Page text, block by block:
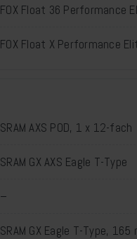
FOX Float 36 Performance
FOX Float X Performance
SRAM AXS POD, 1 x 12-fach
SRAM GX AXS Eagle T-Type
–
SRAM GX Eagle T-Type, 165